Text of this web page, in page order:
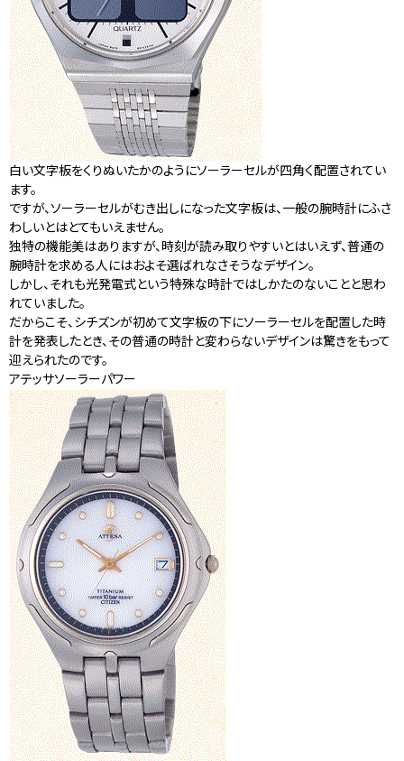
白い文字板をくりぬいたかのようにソーラーセルが四角く配置されてい
ます。
ですが、ソーラーセルがむき出しになった文字板は、一般の腕時計にふさ
わしいとはとてもいえません。
独特の機能美はありますが、時刻が読み取りやすいとはいえず、普通の
腕時計を求める人にはおよそ選ばれなさそうなデザイン。
しかし、それも光発電式という特殊な時計ではしかたのないことと思わ
れていました。
だからこそ、シチズンが初めて文字板の下にソーラーセルを配置した時
計を発表したとき、その普通の時計と変わらないデザインは驚きをもって
迎えられたのです。
アテッサソーラーパワー